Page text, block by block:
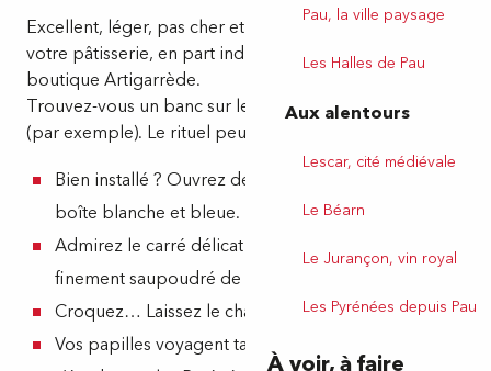
Pau, la ville paysage
Les Halles de Pau
Aux alentours
Lescar, cité médiévale
Le Béarn
Le Jurançon, vin royal
Les Pyrénées depuis Pau
À voir, à faire
Excellent, léger, pas cher et facile à emporter. Achetez
votre pâtisserie, en part individuelle, dans la jolie
boutique Artigarrède.
Trouvez-vous un banc sur le boulevard des Pyrénées
(par exemple). Le rituel peut commencer :
Bien installé ? Ouvrez délicatement votre petite
boîte blanche et bleue.
Admirez le carré délicat de pâte dorée et feuilletée,
finement saupoudré de sucre glace.
Croquez… Laissez le charme agir !
Vos papilles voyagent tandis que votre regard